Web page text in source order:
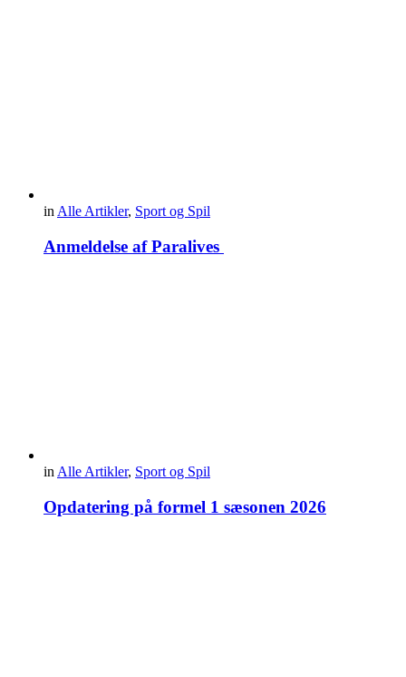
inAlle Artikler, Sport og Spil
Anmeldelse af Paralives
in Alle Artikler, Sport og Spil
Opdatering på formel 1 sæsonen 2026